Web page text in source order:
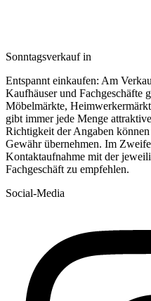
Sonntagsverkauf in
Entspannt einkaufen: Am
Kaufhäuser und Fachgeschäfte
Möbelmärkte,
gibt immer jede Menge
Richtigkeit der Angaben
Gewähr übernehmen. Im
Kontaktaufnahme mit der
Fachgeschäft zu empfehlen.
Social-Media